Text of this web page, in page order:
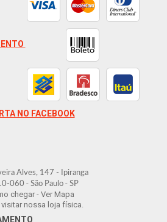
NO FACEBOOK
Alves, 147 - Ipiranga
060 - São Paulo - SP
chegar - Ver Mapa
visitar nossa loja física.